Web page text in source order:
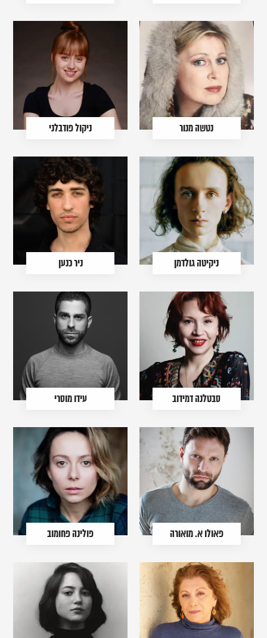
נטשה מנור ניקול פודבלני
ניקיטה גולדמן ניר כנען
סבטלנה דמידוב עידו מוסרי
פאולו א. מואורה פולינה פחומוב